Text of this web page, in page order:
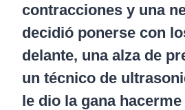
contracciones y una
decidió ponerse con
delante, una alza de
un técnico de
le dio la gana hacerme